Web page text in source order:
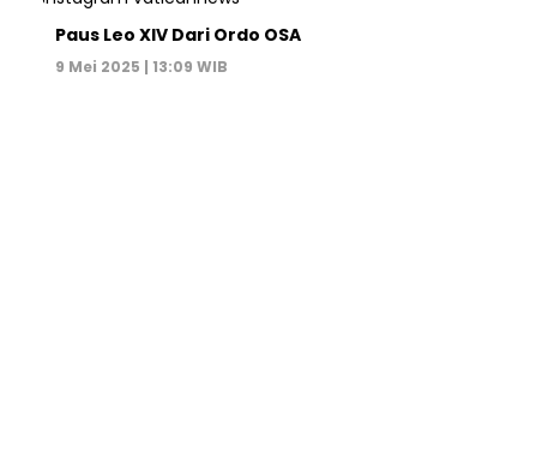
Paus Leo XIV Dari Ordo OSA
9 Mei 2025 | 13:09 WIB